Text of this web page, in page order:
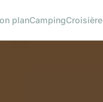
planCampingCroisière